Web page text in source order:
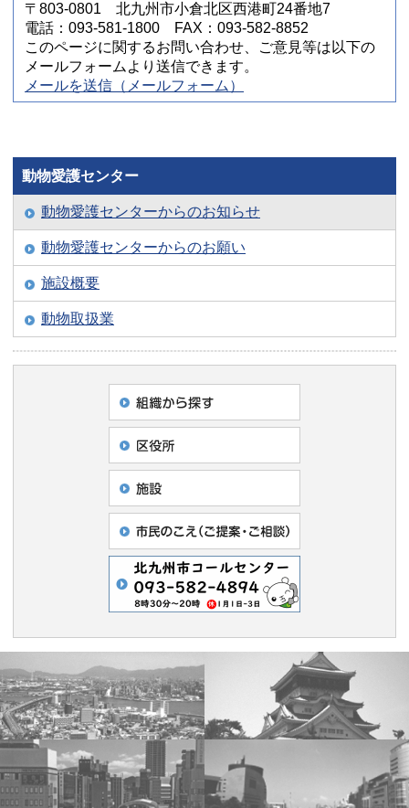
〒803-0801 北九州市小倉北区西港町24番地7
電話：093-581-1800 FAX：093-582-8852
このページに関するお問い合わせ、ご意見等は以下の
メールフォームより送信できます。
メールを送信（メールフォーム）
動物愛護センター
動物愛護センターからのお知らせ
動物愛護センターからのお願い
施設概要
動物取扱業